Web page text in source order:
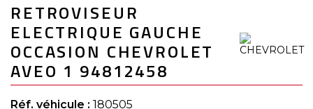
to
the
beginning
of
the
images
gallery
RETROVISEUR
ELECTRIQUE GAUCHE
OCCASION CHEVROLET
AVEO 1 94812458
Réf. véhicule : 180505